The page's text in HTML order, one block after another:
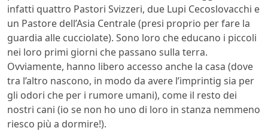
infatti quattro Pastori Svizzeri, due Lupi Cecoslovacchi e
un Pastore dell’Asia Centrale (presi proprio per fare la
guardia alle cucciolate). Sono loro che educano i piccoli
nei loro primi giorni che passano sulla terra.
Ovviamente, hanno libero accesso anche la casa (dove
tra l’altro nascono, in modo da avere l’imprintig sia per
gli odori che per i rumore umani), come il resto dei
nostri cani (io se non ho uno di loro in stanza nemmeno
riesco più a dormire!).